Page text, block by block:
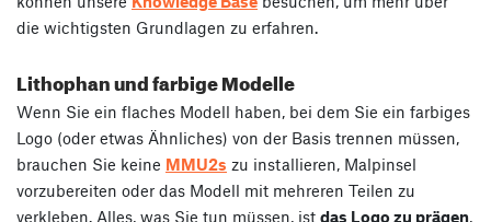
die wichtigsten Grundlagen zu erfahren.
Lithophan und farbige Modelle
Wenn Sie ein flaches Modell haben, bei dem Sie ein farbiges
Logo (oder etwas Ähnliches) von der Basis trennen müssen,
brauchen Sie keine MMU2s zu installieren, Malpinsel
vorzubereiten oder das Modell mit mehreren Teilen zu
verkleben. Alles, was Sie tun müssen, ist das Logo zu prägen,